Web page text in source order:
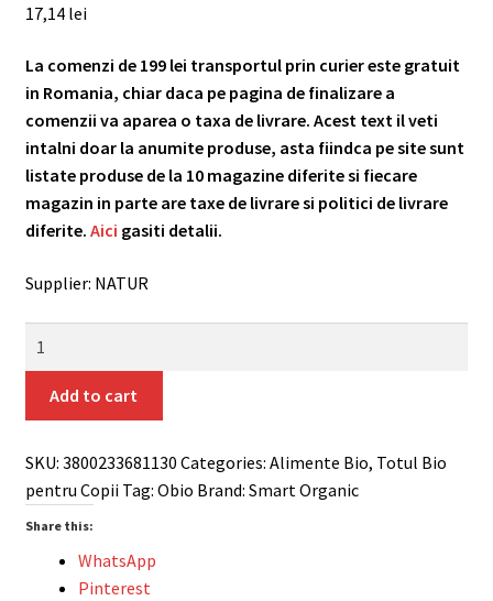
17,14 lei
La comenzi de 199 lei transportul prin curier este gratuit
in Romania, chiar daca pe pagina de finalizare a
comenzii va aparea o taxa de livrare. Acest text il veti
intalni doar la anumite produse, asta fiindca pe site sunt
listate produse de la 10 magazine diferite si fiecare
magazin in parte are taxe de livrare si politici de livrare
diferite. Aici gasiti detalii.
Supplier: NATUR
samburi
bio
SO
quantity
Add to cart
SKU: 3800233681130 Categories: Alimente Bio, Totul Bio
pentru Copii Tag: Obio Brand: Smart Organic
Share this:
WhatsApp
Pinterest